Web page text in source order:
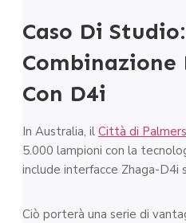
Caso Di Studio:
Con D4i
In Australia, il Città di
5.000 lampioni con la
include interfacce Zhaga-D4i
Ciò porterà una serie di